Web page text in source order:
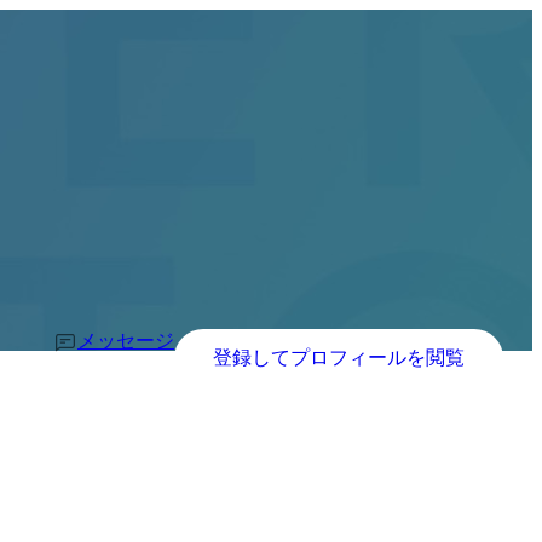
メッセージ
登録してプロフィールを閲覧